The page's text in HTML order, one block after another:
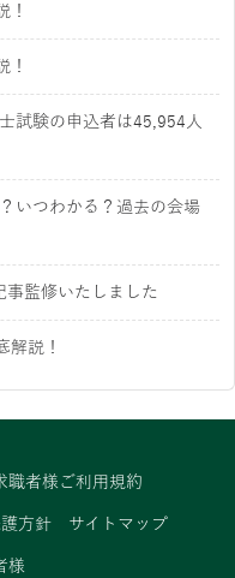
！
！
試験の申込者は45,954人
いつわかる？過去の会場
事監修いたしました
解説！
職者様ご利用規約
方針 サイトマップ
様